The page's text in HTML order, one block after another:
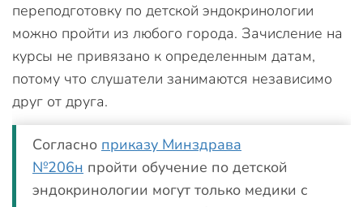
переподготовку по детской эндокринологии
можно пройти из любого города. Зачисление на
курсы не привязано к определенным датам,
потому что слушатели занимаются независимо
друг от друга.
Согласно приказу Минздрава
№206н пройти обучение по детской
эндокринологии могут только медики с